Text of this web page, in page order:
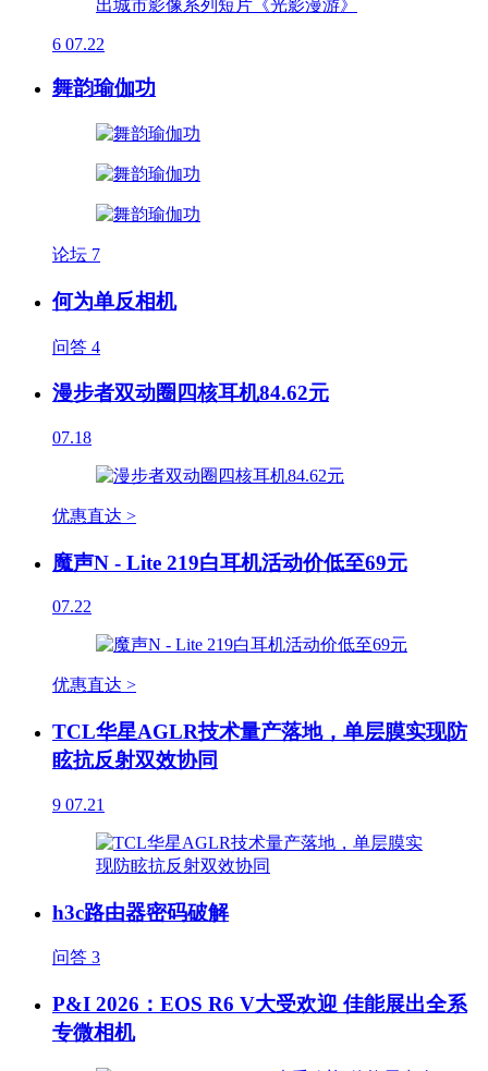
6 07.22
舞韵瑜伽功
论坛 7
何为单反相机
问答 4
漫步者双动圈四核耳机84.62元
07.18
优惠直达 >
魔声N - Lite 219白耳机活动价低至69元
07.22
优惠直达 >
TCL华星AGLR技术量产落地，单层膜实现防
眩抗反射双效协同
9 07.21
h3c路由器密码破解
问答 3
P&I 2026：EOS R6 V大受欢迎 佳能展出全系
专微相机